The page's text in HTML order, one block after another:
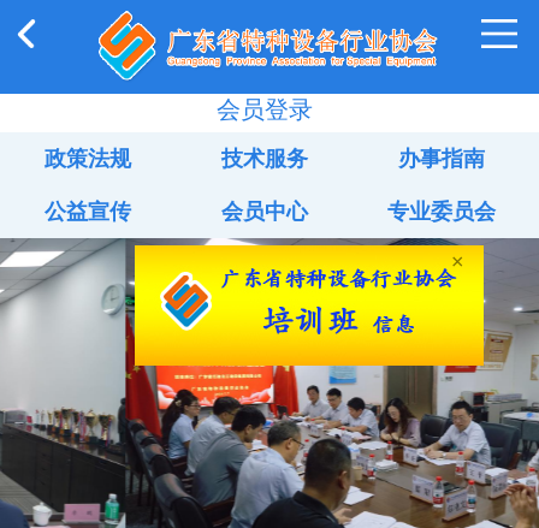
会员登录
政策法规 技术服务 办事指南
公益宣传 会员中心 专业委员会
×